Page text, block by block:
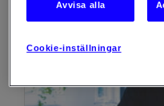
Cookie-inställningar
Avvisa alla